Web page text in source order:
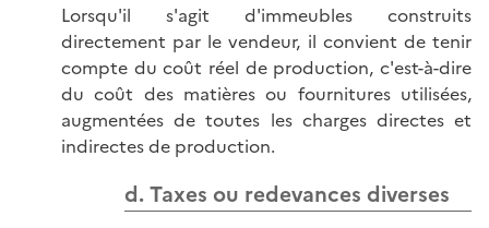
Lorsqu'il s'agit d'immeubles construits
directement par le vendeur, il convient de tenir
compte du coût réel de production, c'est-à-dire
du coût des matières ou fournitures utilisées,
augmentées de toutes les charges directes et
indirectes de production.
d. Taxes ou redevances diverses